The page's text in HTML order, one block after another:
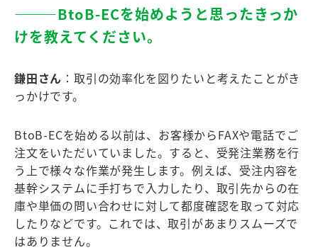
―――BtoB-ECを始めようと思ったきっか
けを教えてください。
鎌田さん ：取引の効率化を図りたいと考えたことがき
っかけです。
BtoB-ECを始める以前は、お客様からFAXや電話でご
注文をいただいていました。すると、受発注業務を行
う上で様々な作業が発生します。例えば、受注内容を
基幹システムに手打ちで入力したり、取引先からの在
庫や単価の問い合わせに対して都度確認を取って対応
したりなどです。これでは、取引があまりスムーズで
はありません。